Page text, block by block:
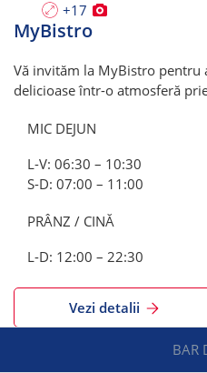
+17
MyBistro
Vă invităm la MyBistro pentru
delicioase într-o atmosferă
MIC DEJUN
L-V: 06:30 – 10:30
S-D: 07:00 – 11:00
PRÂNZ / CINĂ
L-D: 12:00 – 22:30
Vezi detalii
BAR